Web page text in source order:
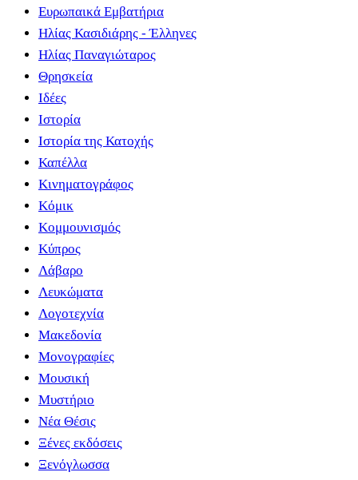
Ευρωπαικά Εμβατήρια
Ηλίας Κασιδιάρης - Έλληνες
Ηλίας Παναγιώταρος
Θρησκεία
Ιδέες
Ιστορία
Ιστορία της Κατοχής
Καπέλλα
Κινηματογράφος
Κόμικ
Κομμουνισμός
Κύπρος
Λάβαρο
Λευκώματα
Λογοτεχνία
Μακεδονία
Μονογραφίες
Μουσική
Μυστήριο
Νέα Θέσις
Ξένες εκδόσεις
Ξενόγλωσσα